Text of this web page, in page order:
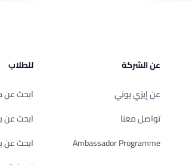
عن الشركة
عن إيزي يوني
تواصل معنا
Ambassador Programme
للطلاب
ابحث عن
ابحث عن
ابحث عن